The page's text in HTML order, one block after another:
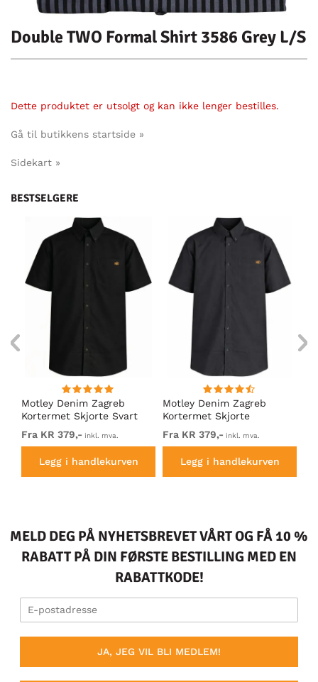
Double TWO Formal Shirt 3586 Grey L/S
Dette produktet er utsolgt og kan ikke lenger bestilles.
Gå til butikkens startside »
Sidekart »
BESTSELGERE
Motley Denim Zagreb
Kortermet Skjorte Svart
Fra KR 379,- inkl. mva.
Legg i handlekurven
Motley Denim Zagreb
Kortermet Skjorte
Mørkegrå
Fra KR 379,- inkl. mva.
Legg i handlekurven
MELD DEG PÅ NYHETSBREVET VÅRT OG FÅ 10 %
RABATT PÅ DIN FØRSTE BESTILLING MED EN
RABATTKODE!
JA, JEG VIL BLI MEDLEM!